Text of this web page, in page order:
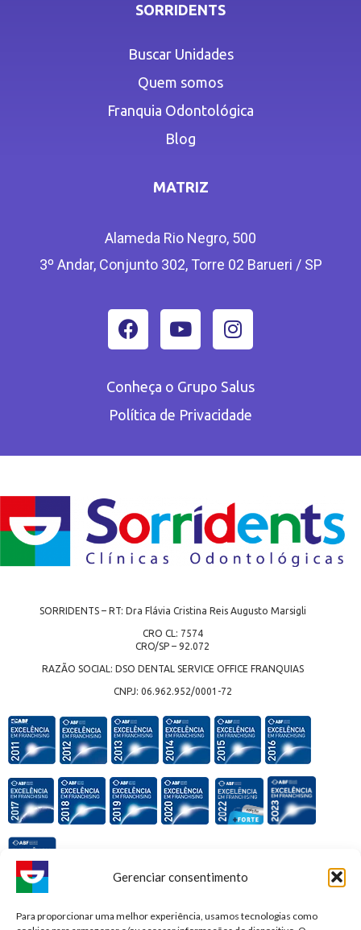
Gerenciar consentimento
Para proporcionar uma melhor experiência, usamos tecnologias como
SORRIDENTS
Buscar Unidades
Quem somos
Franquia Odontológica
Blog
MATRIZ
Alameda Rio Negro, 500
3º Andar, Conjunto 302, Torre 02 Barueri / SP
Conheça o Grupo Salus
Política de Privacidade
SORRIDENTS – RT: Dra Flávia Cristina Reis Augusto Marsigli
CRO CL: 7574
CRO/SP – 92.072
RAZÃO SOCIAL: DSO DENTAL SERVICE OFFICE FRANQUIAS
CNPJ: 06.962.952/0001-72
Premiações e honrarias: